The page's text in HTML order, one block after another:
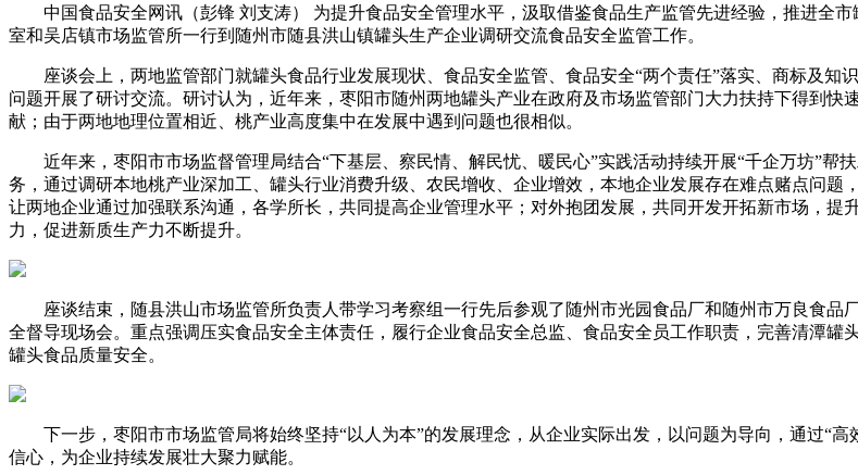
中国食品安全网讯（彭锋 刘支涛） 为提升食品安全管理水平，汲取借鉴食品生产监管先进经验，推进全
室和吴店镇市场监管所一行到随州市随县洪山镇罐头生产企业调研交流食品安全监管工作。
座谈会上，两地监管部门就罐头食品行业发展现状、食品安全监管、食品安全“两个责任”落实、商标及知
问题开展了研讨交流。研讨认为，近年来，枣阳市随州两地罐头产业在政府及市场监管部门大力扶持下得到
献；由于两地地理位置相近、桃产业高度集中在发展中遇到问题也很相似。
近年来，枣阳市市场监督管理局结合“下基层、察民情、解民忧、暖民心”实践活动持续开展“千企万坊”帮
务，通过调研本地桃产业深加工、罐头行业消费升级、农民增收、企业增效，本地企业发展存在难点赌点问题
让两地企业通过加强联系沟通，各学所长，共同提高企业管理水平；对外抱团发展，共同开发开拓新市场，
力，促进新质生产力不断提升。
座谈结束，随县洪山市场监管所负责人带学习考察组一行先后参观了随州市光园食品厂和随州市万良食品
全督导现场会。重点强调压实食品安全主体责任，履行企业食品安全总监、食品安全员工作职责，完善清潭
罐头食品质量安全。
下一步，枣阳市市场监管局将始终坚持“以人为本”的发展理念，从企业实际出发，以问题为导向，通过“高
信心，为企业持续发展壮大聚力赋能。